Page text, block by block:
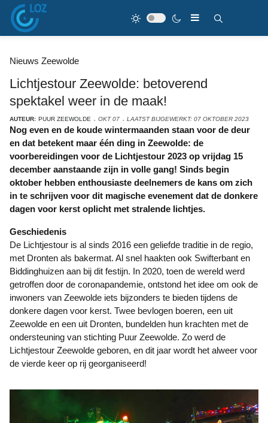
Nieuws Zeewolde
Lichtjestour Zeewolde: betoverend
spektakel weer in de maak!
AUTEUR: PUUR ZEEWOLDE OKT 07 LAATST BIJGEWERKT: 07 OKTOBER 2023
Nog even en de koude wintermaanden staan voor de deur
en dat betekent maar één ding in Zeewolde: de
voorbereidingen voor de Lichtjestour 2023 op vrijdag 15
december aanstaande zijn in volle gang! Sinds begin
oktober hebben enthousiaste deelnemers de kans om zich
in te schrijven voor dit magische evenement dat de donkere
dagen voor kerst oplicht met stralende lichtjes.
Geschiedenis
De Lichtjestour is al sinds 2016 een geliefde traditie in de regio,
met Dronten als bakermat. Al snel haakten ook Swifterbant en
Biddinghuizen aan bij dit festijn. In 2020, toen de wereld werd
getroffen door de coronapandemie, ontstond het idee om ook de
inwoners van Zeewolde iets bijzonders te bieden tijdens de
donkere dagen voor kerst. Twee bevlogen boeren, een uit
Zeewolde en een uit Dronten, bundelden hun krachten met de
ondersteuning van stichting Puur Zeewolde. Zo werd de
Lichtjestour Zeewolde geboren, en dit jaar wordt het alweer voor
de vierde keer op rij georganiseerd!